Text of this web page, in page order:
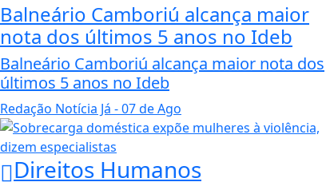
Balneário Camboriú alcança maior
nota dos últimos 5 anos no Ideb
Balneário Camboriú alcança maior nota dos
últimos 5 anos no Ideb
Redação Notícia Já - 07 de Ago
Direitos Humanos